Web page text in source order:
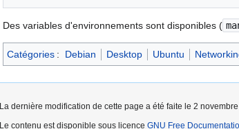
Des variables d'environnements sont disponibles (
Catégories : Debian Desktop Ubuntu
La dernière modification de cette page a été faite le 2
Le contenu est disponible sous licence GNU Free